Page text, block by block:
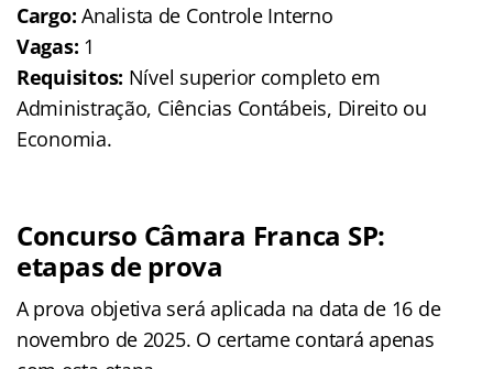
Cargo: Analista de Controle Interno
Vagas: 1
Requisitos: Nível superior completo em
Administração, Ciências Contábeis, Direito ou
Economia.
Concurso Câmara Franca SP:
etapas de prova
A prova objetiva será aplicada na data de 16 de
novembro de 2025. O certame contará apenas